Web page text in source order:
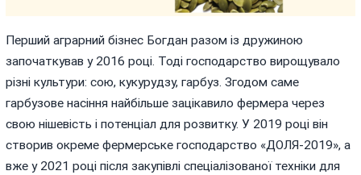
Перший аграрний бізнес Богдан разом із дружиною
започаткував у 2016 році. Тоді господарство вирощувало
різні культури: сою, кукурудзу, гарбуз. Згодом саме
гарбузове насіння найбільше зацікавило фермера через
свою нішевість і потенціал для розвитку. У 2019 році він
створив окреме фермерське господарство «ДОЛЯ-2019», а
вже у 2021 році після закупівлі спеціалізованої техніки для